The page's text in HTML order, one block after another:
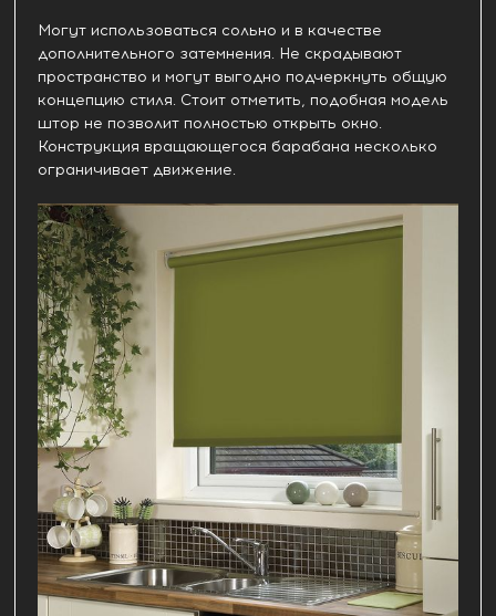
Могут использоваться сольно и в качестве
дополнительного затемнения. Не скрадывают
пространство и могут выгодно подчеркнуть общую
концепцию стиля. Стоит отметить, подобная модель
штор не позволит полностью открыть окно.
Конструкция вращающегося барабана несколько
ограничивает движение.